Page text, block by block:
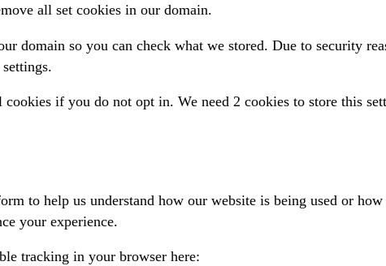
all set cookies in our domain.
domain so you can check what we stored. Due to security
cookies if you do not opt in. We need 2 cookies to store this
to help us understand how our website is being used or
your experience.
tracking in your browser here: